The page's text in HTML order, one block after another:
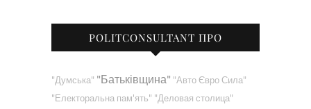
POLITCONSULTANT ПРО
"Думська" "Батьківщина" "Авто Євро Сила"
"Електоральна пам'ять" "Деловая столица"